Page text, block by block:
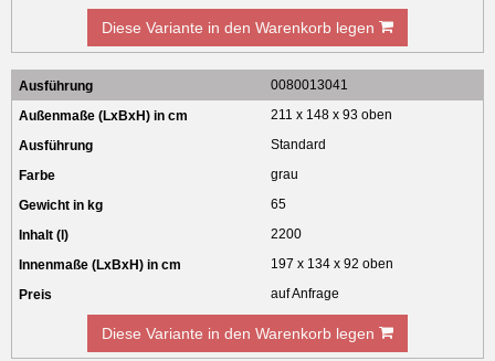
Diese Variante in den Warenkorb legen
0080013041
211 x 148 x 93 oben
Standard
grau
65
2200
197 x 134 x 92 oben
auf Anfrage
Diese Variante in den Warenkorb legen